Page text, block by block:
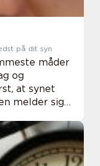
på dit syn
måder
og
at synet
melder sig,
i